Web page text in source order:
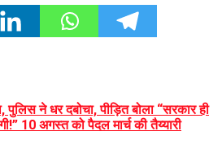
ने धर दबोचा, पीड़ित बोला “सरकार ही
10 अगस्त को पैदल मार्च की तैय्यारी